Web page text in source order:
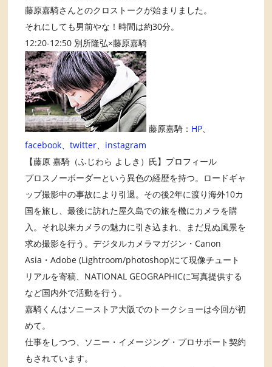
藤原嘉騎さんとのクロストークが始まりました。
それにしても男前やな！時間は約30分。
12:20-12:50 別所隆弘×藤原嘉騎
藤原嘉騎： HP、
facebook、twitter、 instagram
【藤原 嘉騎（ふじわら よしき）氏】プロフィール
プロスノーボーダーという異色の経歴を持つ。ロードギャ
ップ撮影中の事故により引退。その後2年に渡り海外10カ
国を旅し、最後に訪れた屋久島での旅を機にカメラを購
入。それ以来カメラの魅力に引き込まれ、まだ見ぬ風景を
求め撮影を行う。デジタルカメラマガジン・Canon
Asia・Adobe (Lightroom/photoshop)にて現像チュート
リアルを寄稿、NATIONAL GEOGRAPHICに写真提供する
など国内外で活動を行う。
嘉騎くんはソニーストア大阪でのトークショーは今回が初
めて。
仕事をしつつ、ソニー・イメージング・プロサポート契約
もされています。